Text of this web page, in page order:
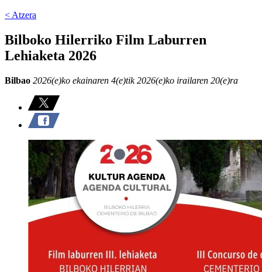
< Atzera
Bilboko Hilerriko Film Laburren
Lehiaketa 2026
Bilbao 2026(e)ko ekainaren 4(e)tik 2026(e)ko irailaren 20(e)ra